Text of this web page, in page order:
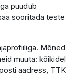
puudub
sooritada teste
Mõned
muuta: kõikidel
aadress, TTK